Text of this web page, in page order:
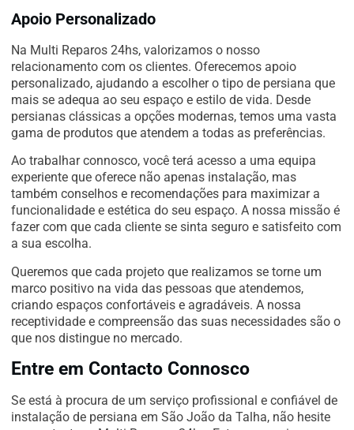
Apoio Personalizado
Na Multi Reparos 24hs, valorizamos o nosso
relacionamento com os clientes. Oferecemos apoio
personalizado, ajudando a escolher o tipo de persiana que
mais se adequa ao seu espaço e estilo de vida. Desde
persianas clássicas a opções modernas, temos uma vasta
gama de produtos que atendem a todas as preferências.
Ao trabalhar connosco, você terá acesso a uma equipa
experiente que oferece não apenas instalação, mas
também conselhos e recomendações para maximizar a
funcionalidade e estética do seu espaço. A nossa missão é
fazer com que cada cliente se sinta seguro e satisfeito com
a sua escolha.
Queremos que cada projeto que realizamos se torne um
marco positivo na vida das pessoas que atendemos,
criando espaços confortáveis e agradáveis. A nossa
receptividade e compreensão das suas necessidades são o
que nos distingue no mercado.
Entre em Contacto Connosco
Se está à procura de um serviço profissional e confiável de
instalação de persiana em São João da Talha, não hesite